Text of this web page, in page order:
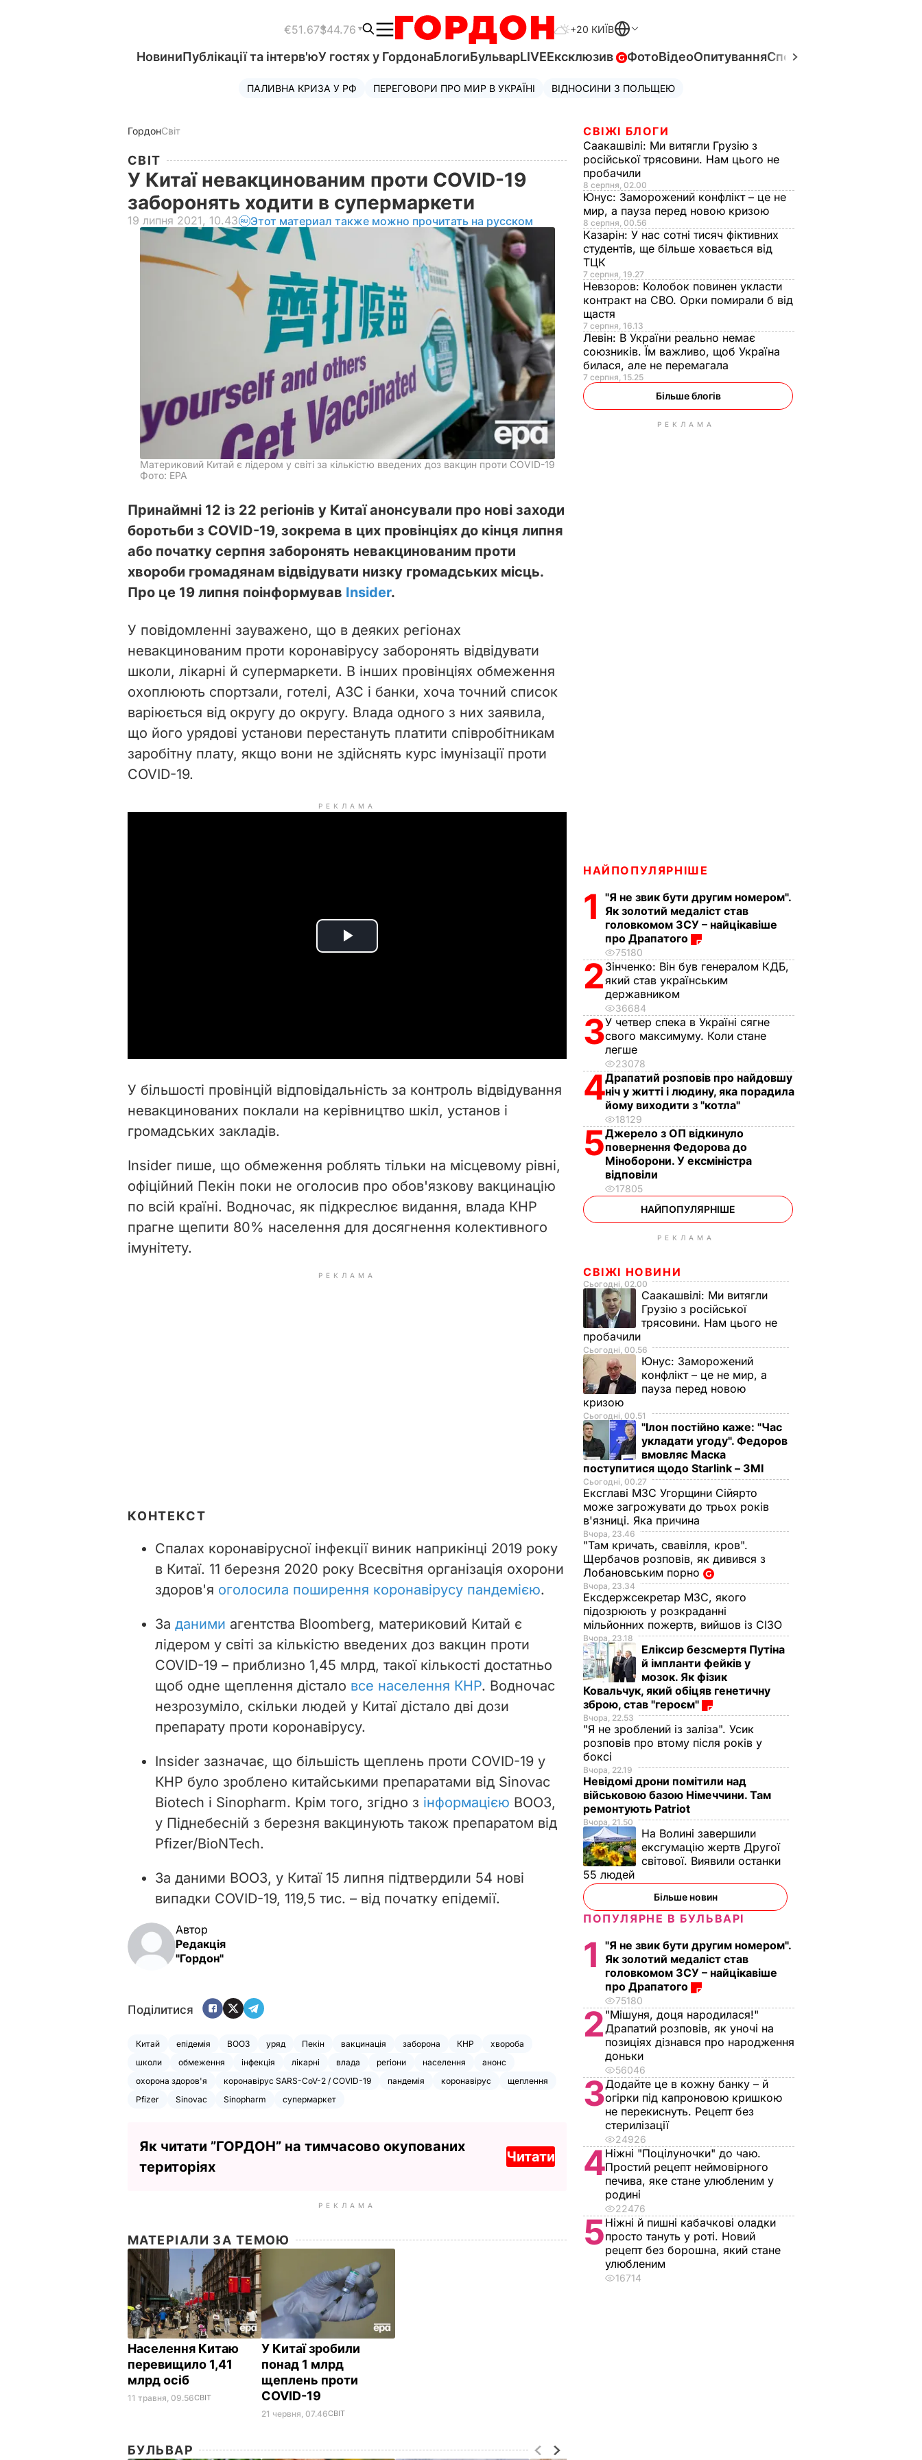
€51.67$44.76 +20 КИЇВ
НовиниПублікації та інтерв'юУ гостях у ГордонаБлогиБульварLIVEЕксклюзив ФотоВідеоОпитуванняСпецпроєкти
ПАЛИВНА КРИЗА У РФ ПЕРЕГОВОРИ ПРО МИР В УКРАЇНІ ВІДНОСИНИ З ПОЛЬЩЕЮ
ГордонСвіт
СВІТ
У Китаї невакцинованим проти COVID-19
заборонять ходити в супермаркети
19 липня 2021, 10.43 Этот материал также можно прочитать на русском
Материковий Китай є лідером у світі за кількістю введених доз вакцин проти COVID-19
Фото: EPA
Принаймні 12 із 22 регіонів у Китаї анонсували про нові заходи
боротьби з COVID-19, зокрема в цих провінціях до кінця липня
або початку серпня заборонять невакцинованим проти
хвороби громадянам відвідувати низку громадських місць.
Про це 19 липня поінформував Insider.
У повідомленні зауважено, що в деяких регіонах
невакцинованим проти коронавірусу заборонять відвідувати
школи, лікарні й супермаркети. В інших провінціях обмеження
охоплюють спортзали, готелі, АЗС і банки, хоча точний список
варіюється від округу до округу. Влада одного з них заявила,
що його урядові установи перестануть платити співробітникам
заробітну плату, якщо вони не здійснять курс імунізації проти
COVID-19.
РЕКЛАМА
P
i
e
o
У більшості провінцій відповідальність за контроль відвідування
невакцинованих поклали на керівництво шкіл, установ і
громадських закладів.
Insider пише, що обмеження роблять тільки на місцевому рівні,
офіційний Пекін поки не оголосив про обов'язкову вакцинацію
по всій країні. Водночас, як підкреслює видання, влада КНР
прагне щепити 80% населення для досягнення колективного
імунітету.
РЕКЛАМА
КОНТЕКСТ
Спалах коронавірусної інфекції виник наприкінці 2019 року
в Китаї. 11 березня 2020 року Всесвітня організація охорони
здоров'я оголосила поширення коронавірусу пандемією.
За даними агентства Bloomberg, материковий Китай є
лідером у світі за кількістю введених доз вакцин проти
COVID-19 – приблизно 1,45 млрд, такої кількості достатньо
щоб одне щеплення дістало все населення КНР. Водночас
незрозуміло, скільки людей у Китаї дістало дві дози
препарату проти коронавірусу.
Insider зазначає, що більшість щеплень проти COVID-19 у
КНР було зроблено китайськими препаратами від Sinovac
Biotech і Sinopharm. Крім того, згідно з інформацією ВООЗ,
у Піднебесній з березня вакцинують також препаратом від
Pfizer/BioNTech.
За даними ВООЗ, у Китаї 15 липня підтвердили 54 нові
випадки COVID-19, 119,5 тис. – від початку епідемії.
Автор
Редакція
"Гордон"
Поділитися
Китай епідемія ВООЗ уряд Пекін вакцинація заборона КНР
хвороба
школи
обмеження інфекція лікарні влада регіони населення
анонс
охорона здоров'я
коронавірус SARS-CoV-2 / COVID-19 пандемія коронавірус
щеплення
Pfizer
Sinovac Sinopharm супермаркет
Як читати ”ГОРДОН” на тимчасово окупованих
територіях
Читати
РЕКЛАМА
МАТЕРІАЛИ ЗА ТЕМОЮ
Населення Китаю
перевищило 1,41
млрд осіб
11 травня, 09.56СВІТ
У Китаї зробили
понад 1 млрд
щеплень проти
COVID-19
21 червня, 07.46СВІТ
БУЛЬВАР
СВІЖІ БЛОГИ
Саакашвілі: Ми витягли Грузію з
російської трясовини. Нам цього не
пробачили
8 серпня, 02.00
Юнус: Заморожений конфлікт – це не
мир, а пауза перед новою кризою
8 серпня, 00.56
Казарін: У нас сотні тисяч фіктивних
студентів, ще більше ховається від
ТЦК
7 серпня, 19.27
Невзоров: Колобок повинен укласти
контракт на СВО. Орки помирали б від
щастя
7 серпня, 16.13
Левін: В України реально немає
союзників. Їм важливо, щоб Україна
билася, але не перемагала
7 серпня, 15.25
Більше блогів
РЕКЛАМА
НАЙПОПУЛЯРНІШЕ
1
"Я не звик бути другим номером".
Як золотий медаліст став
головкомом ЗСУ – найцікавіше
про Драпатого
75180
2 Зінченко: Він був генералом КДБ,
який став українським
державником
36684
3У четвер спека в Україні сягне
свого максимуму. Коли стане
легше
23078
4Драпатий розповів про найдовшу
ніч у житті і людину, яка порадила
йому виходити з "котла"
18129
5Джерело з ОП відкинуло
повернення Федорова до
Міноборони. У ексміністра
відповіли
17805
НАЙПОПУЛЯРНІШЕ
РЕКЛАМА
СВІЖІ НОВИНИ
Сьогодні, 02.00
Саакашвілі: Ми витягли
Грузію з російської
трясовини. Нам цього не
пробачили
Сьогодні, 00.56
Юнус: Заморожений
конфлікт – це не мир, а
пауза перед новою
кризою
Сьогодні, 00.51
"Ілон постійно каже: "Час
укладати угоду". Федоров
вмовляє Маска
поступитися щодо Starlink – ЗМІ
Сьогодні, 00.27
Ексглаві МЗС Угорщини Сійярто
може загрожувати до трьох років
в'язниці. Яка причина
Вчора, 23.46
"Там кричать, свавілля, кров".
Щербачов розповів, як дивився з
Лобановським порно
Вчора, 23.34
Ексдержсекретар МЗС, якого
підозрюють у розкраданні
мільйонних пожертв, вийшов із СІЗО
Вчора, 23.18
Еліксир безсмертя Путіна
й імпланти фейків у
мозок. Як фізик
Ковальчук, який обіцяв генетичну
зброю, став "героєм"
Вчора, 22.53
"Я не зроблений із заліза". Усик
розповів про втому після років у
боксі
Вчора, 22.19
Невідомі дрони помітили над
військовою базою Німеччини. Там
ремонтують Patriot
Вчора, 21.50
На Волині завершили
ексгумацію жертв Другої
світової. Виявили останки
55 людей
Більше новин
ПОПУЛЯРНЕ В БУЛЬВАРІ
1
"Я не звик бути другим номером".
Як золотий медаліст став
головкомом ЗСУ – найцікавіше
про Драпатого
75180
2 "Мішуня, доця народилася!"
Драпатий розповів, як уночі на
позиціях дізнався про народження
доньки
56046
3Додайте це в кожну банку – й
огірки під капроновою кришкою
не перекиснуть. Рецепт без
стерилізації
24926
4Ніжні "Поцілуночки" до чаю.
Простий рецепт неймовірного
печива, яке стане улюбленим у
родині
22476
5Ніжні й пишні кабачкові оладки
просто тануть у роті. Новий
рецепт без борошна, який стане
улюбленим
16714